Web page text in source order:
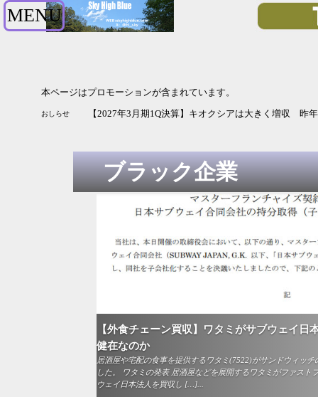
MENU
本ページはプロモーションが含まれています。
おしらせ 【2027年3月期1Q決算】キオクシアは大きく増収
ブラック企業
【外食チェーン買収】ワタミがサブウェイ
健在なのか
居酒屋や宅配の食事を提供するワタミ(7522)がサンドウィッ
した。 ワタミの発表 居酒屋などを展開するワタミがファスト
ウェイ日本法人を買収し […]...